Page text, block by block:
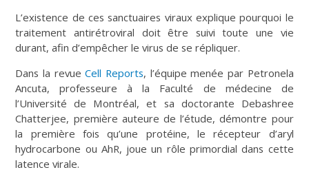
L’existence de ces sanctuaires viraux explique pourquoi le
traitement antirétroviral doit être suivi toute une vie
durant, afin d’empêcher le virus de se répliquer.
Dans la revueCell Reports, l’équipe menée par Petronela
Ancuta, professeure à la Faculté de médecine de
l’Université de Montréal, et sa doctorante Debashree
Chatterjee, première auteure de l’étude, démontre pour
la première fois qu’une protéine, le récepteur d’aryl
hydrocarbone ou AhR, joue un rôle primordial dans cette
latence virale.